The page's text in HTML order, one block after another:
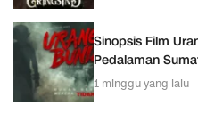
Sinopsis Film
Pedalaman
1 minggu yang lalu